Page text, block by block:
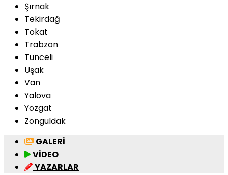
Şırnak
Tekirdağ
Tokat
Trabzon
Tunceli
Uşak
Van
Yalova
Yozgat
Zonguldak
GALERİ
VİDEO
YAZARLAR